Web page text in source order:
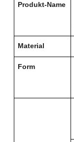
Produkt-Name
Material
Form